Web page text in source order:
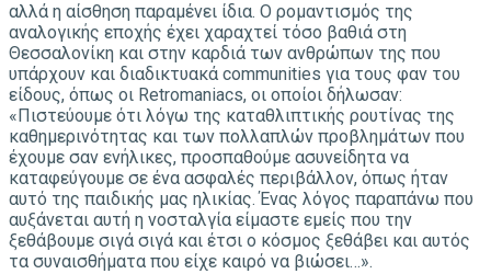
αλλά η αίσθηση παραμένει ίδια. Ο ρομαντισμός της
αναλογικής εποχής έχει χαραχτεί τόσο βαθιά στη
Θεσσαλονίκη και στην καρδιά των ανθρώπων της που
υπάρχουν και διαδικτυακά communities για τους φαν του
είδους, όπως οι Retromaniacs, οι οποίοι δήλωσαν:
«Πιστεύουμε ότι λόγω της καταθλιπτικής ρουτίνας της
καθημερινότητας και των πολλαπλών προβλημάτων που
έχουμε σαν ενήλικες, προσπαθούμε ασυνείδητα να
καταφεύγουμε σε ένα ασφαλές περιβάλλον, όπως ήταν
αυτό της παιδικής μας ηλικίας. Ένας λόγος παραπάνω που
αυξάνεται αυτή η νοσταλγία είμαστε εμείς που την
ξεθάβουμε σιγά σιγά και έτσι ο κόσμος ξεθάβει και αυτός
τα συναισθήματα που είχε καιρό να βιώσει…».